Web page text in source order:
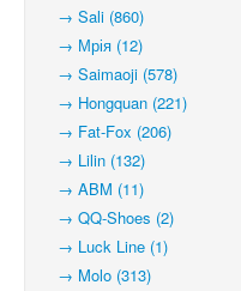
→ Sali (860)
→ Мрія (12)
→ Saimaoji (578)
→ Hongquan (221)
→ Fat-Fox (206)
→ Lilin (132)
→ ABM (11)
→ QQ-Shoes (2)
→ Luck Line (1)
→ Molo (313)